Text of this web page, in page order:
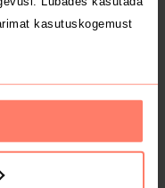
kasutuskogemust